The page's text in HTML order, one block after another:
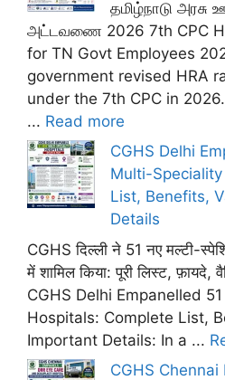
தமிழ்நாடு அரசு
அட்டவணை 2026 7th CPC
for TN Govt Employees
government revised HRA
under the 7th CPC in
... Read more
CGHS Delhi
Multi-
List, Benefits,
Details
CGHS दिल्ली ने 51 नए मल्टी-
में शामिल किया: पूरी लिस्ट, फ़ायदे,
CGHS Delhi Empanelled
Hospitals: Complete List,
Important Details: In a ...
CGHS Chennai